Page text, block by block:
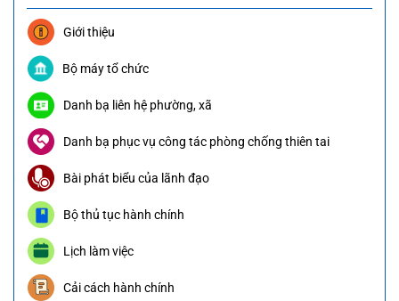
Giới thiệu
Bộ máy tổ chức
Danh bạ liên hệ phường, xã
Danh bạ phục vụ công tác phòng chống thiên tai
Bài phát biểu của lãnh đạo
Bộ thủ tục hành chính
Lịch làm việc
Cải cách hành chính